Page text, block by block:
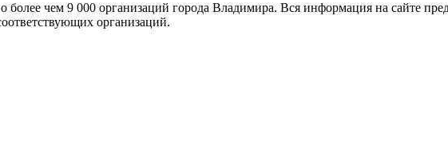
чем 9 000 организаций города Владимира. Вся информация на сайте
организаций.